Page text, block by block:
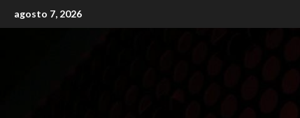
to
agosto 7, 2026